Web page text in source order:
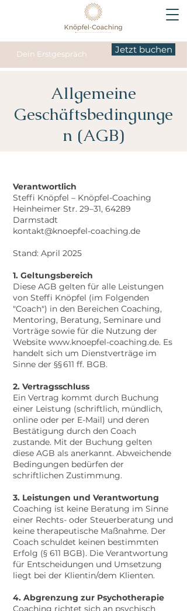
Dein Erstgespräch Jetzt buchen
Allgemeine
Geschäftsbedingunge
n (AGB)
Verantwortlich
Steffi Knöpfel – Knöpfel-Coaching
Heinheimer Str. 29–31, 64289
Darmstadt
kontakt@knoepfel-coaching.de
Stand: April 2025
1. Geltungsbereich
Diese AGB gelten für alle Leistungen
von Steffi Knöpfel (im Folgenden
"Coach") in den Bereichen Coaching,
Mentoring, Beratung, Seminare und
Vorträge sowie für die Nutzung der
Website www.knoepfel-coaching.de. Es
handelt sich um Dienstverträge im
Sinne der §§ 611 ff. BGB.
2. Vertragsschluss
Ein Vertrag kommt durch Buchung
einer Leistung (schriftlich, mündlich,
online oder per E-Mail) und deren
Bestätigung durch den Coach
zustande. Mit der Buchung gelten
diese AGB als anerkannt. Abweichende
Bedingungen bedürfen der
schriftlichen Zustimmung.
3. Leistungen und Verantwortung
Coaching ist keine Beratung im Sinne
einer Rechts- oder Steuerberatung und
keine therapeutische Maßnahme. Der
Coach schuldet keinen bestimmten
Erfolg (§ 611 BGB). Die Verantwortung
für Entscheidungen und Umsetzung
liegt bei der Klientin/dem Klienten.
4. Abgrenzung zur Psychotherapie
Coaching richtet sich an psychisch